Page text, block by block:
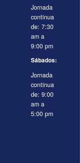
Jornada
continua
de: 7:30
am a
9:00 pm
Sábados:
Jornada
continua
de: 9:00
am a
5:00 pm